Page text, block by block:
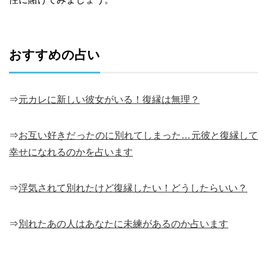
おすすめの占い
⇒元カレに新しい彼女がいる！復縁は無理？
⇒お互い好きだったのに別れてしまった…元彼と復縁して
幸せになれるのかを占います
⇒浮気されて別れたけど復縁したい！どうしたらいい？
⇒別れたあの人はあなたに未練があるのか占います